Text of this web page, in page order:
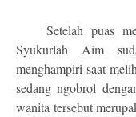
Setelah puas
Syukurlah Aim
menghampiri saat
sedang ngobrol
wanita tersebut